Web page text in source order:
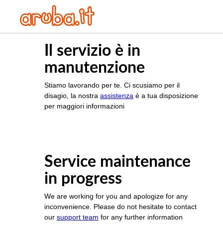
Il servizio è in
manutenzione
Stiamo lavorando per te. Ci scusiamo per il
disagio, la nostra assistenza è a tua disposizione
per maggiori informazioni
Service maintenance
in progress
We are working for you and apologize for any
inconvenience. Please do not hesitate to contact
our support team for any further information